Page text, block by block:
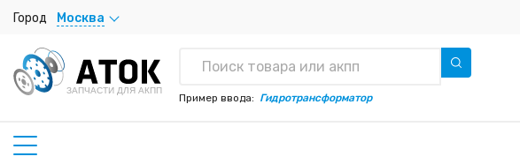
Город Москва
ЗАПЧАСТИ ДЛЯ АКПП
Пример ввода: Гидротрансформатор